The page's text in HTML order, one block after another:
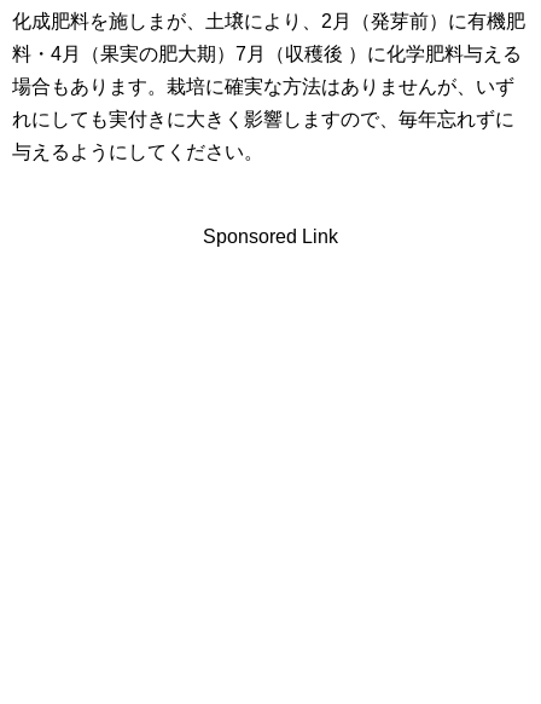
化成肥料を施しまが、土壌により、2月（発芽前）に有機肥
料・4月（果実の肥大期）7月（収穫後 ）に化学肥料与える
場合もあります。栽培に確実な方法はありませんが、いず
れにしても実付きに大きく影響しますので、毎年忘れずに
与えるようにしてください。
Sponsored Link